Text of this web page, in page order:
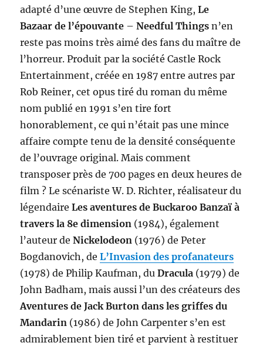
adapté d’une œuvre de Stephen King,Le
Bazaar de l’épouvante – Needful Things n’en
reste pas moins très aimé des fans du maître de
l’horreur. Produit par la société Castle Rock
Entertainment, créée en 1987 entre autres par
Rob Reiner, cet opus tiré du roman du même
nom publié en 1991 s’en tire fort
honorablement, ce qui n’était pas une mince
affaire compte tenu de la densité conséquente
de l’ouvrage original. Mais comment
transposer près de 700 pages en deux heures de
film ? Le scénariste W. D. Richter, réalisateur du
légendaireLes aventures de Buckaroo Banzaï à
travers la 8e dimension (1984), également
l’auteur deNickelodeon (1976) de Peter
Bogdanovich, deL’Invasion des profanateurs
(1978) de Philip Kaufman, duDracula (1979) de
John Badham, mais aussi l’un des créateurs des
Aventures de Jack Burton dans les griffes du
Mandarin (1986) de John Carpenter s’en est
admirablement bien tiré et parvient à restituer